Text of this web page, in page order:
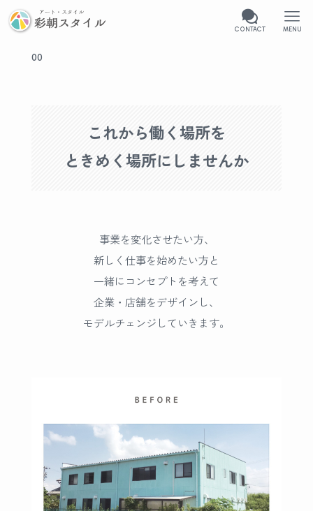
CONTACT MENU
00
これから働く場所を
ときめく場所にしませんか
事業を変化させたい方、
新しく仕事を始めたい方と
一緒にコンセプトを考えて
企業・店舗をデザインし、
モデルチェンジしていきます。